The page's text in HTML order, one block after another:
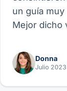
un guía
Mejor dicho
Donna
Julio 2023